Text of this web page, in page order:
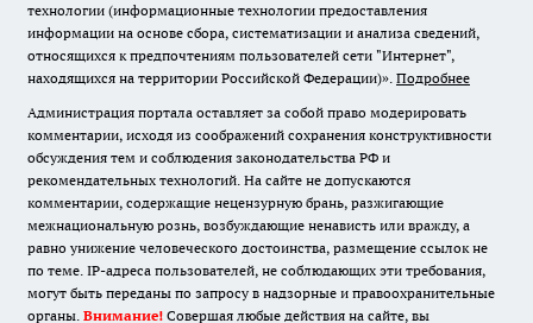
технологии (информационные технологии предоставления
информации на основе сбора, систематизации и анализа сведений,
относящихся к предпочтениям пользователей сети "Интернет",
находящихся на территории Российской Федерации)». Подробнее
Администрация портала оставляет за собой право модерировать
комментарии, исходя из соображений сохранения конструктивности
обсуждения тем и соблюдения законодательства РФ и
рекомендательных технологий. На сайте не допускаются
комментарии, содержащие нецензурную брань, разжигающие
межнациональную рознь, возбуждающие ненависть или вражду, а
равно унижение человеческого достоинства, размещение ссылок не
по теме. IP-адреса пользователей, не соблюдающих эти требования,
могут быть переданы по запросу в надзорные и правоохранительные
органы. Внимание! Совершая любые действия на сайте, вы